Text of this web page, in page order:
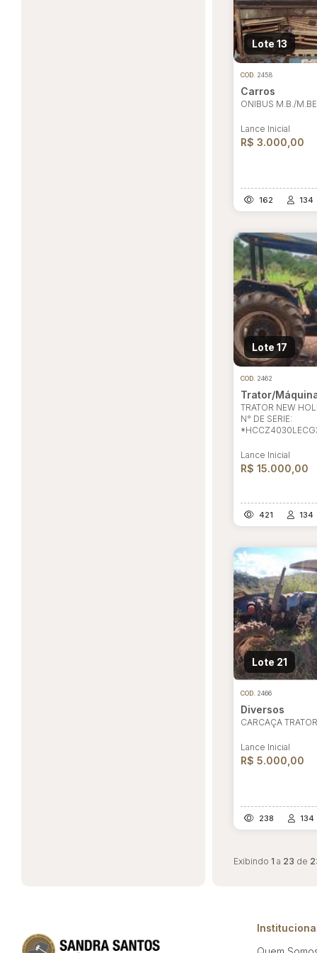
Lote 13
COD. 2458
Carros
ONIBUS M.B./
Lance Inicial
R$ 3.000,00
162 134
Lote 17
COD. 2462
Trator/
TRATOR NEW
N° DE SERIE:
Lance Inicial
R$ 15.000,00
421 134
Lote 21
COD. 2466
Diversos
CARCAÇA
Lance Inicial
R$ 5.000,00
238 134
Exibindo 1 a 23 de